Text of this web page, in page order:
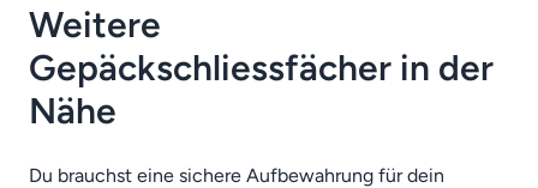
Weitere
Gepäckschliessfächer in der
Nähe
Du brauchst eine sichere Aufbewahrung für dein